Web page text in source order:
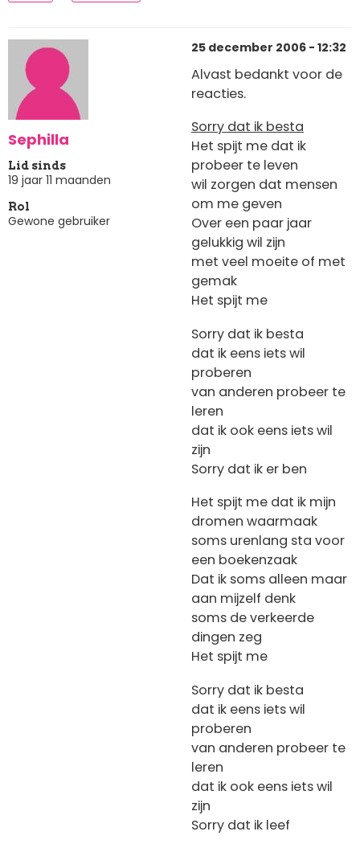
Sephilla
Lid sinds
19 jaar 11 maanden
Rol
Gewone gebruiker
25 december 2006 - 12:32
Alvast bedankt voor de
reacties.
Sorry dat ik besta
Het spijt me dat ik
probeer te leven
wil zorgen dat mensen
om me geven
Over een paar jaar
gelukkig wil zijn
met veel moeite of met
gemak
Het spijt me
Sorry dat ik besta
dat ik eens iets wil
proberen
van anderen probeer te
leren
dat ik ook eens iets wil
zijn
Sorry dat ik er ben
Het spijt me dat ik mijn
dromen waarmaak
soms urenlang sta voor
een boekenzaak
Dat ik soms alleen maar
aan mijzelf denk
soms de verkeerde
dingen zeg
Het spijt me
Sorry dat ik besta
dat ik eens iets wil
proberen
van anderen probeer te
leren
dat ik ook eens iets wil
zijn
Sorry dat ik leef